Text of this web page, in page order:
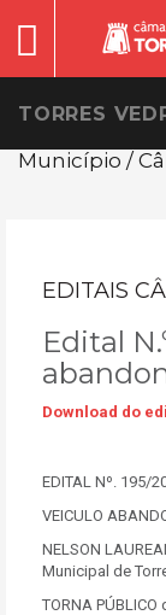
TORRES
Município /
EDITAIS
Edital
Download do
EDITAL Nº. 195/
VEICULO
NELSON
Municipal de
TORNA